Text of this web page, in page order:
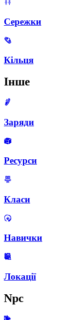
Сережки
Кільця
Інше
Заряди
Ресурси
Класи
Навички
Локації
Npc